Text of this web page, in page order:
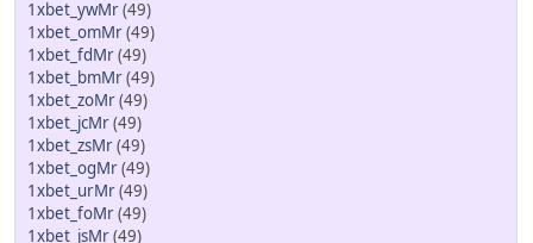
1xbet_ywMr(49)
1xbet_omMr(49)
1xbet_fdMr(49)
1xbet_bmMr(49)
1xbet_zoMr(49)
1xbet_jcMr(49)
1xbet_zsMr(49)
1xbet_ogMr(49)
1xbet_urMr(49)
1xbet_foMr(49)
1xbet_jsMr(49)